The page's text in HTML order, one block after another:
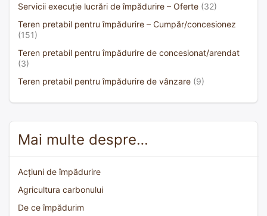
Servicii execuție lucrări de împădurire – Oferte (32)
Teren pretabil pentru împădurire – Cumpăr/concesionez
(151)
Teren pretabil pentru împădurire de concesionat/arendat
(3)
Teren pretabil pentru împădurire de vânzare (9)
Mai multe despre…
Acțiuni de împădurire
Agricultura carbonului
De ce împădurim